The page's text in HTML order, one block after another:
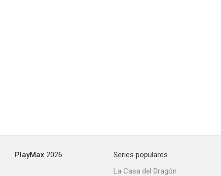
PlayMax 2026
Series populares
La Casa del Dragón